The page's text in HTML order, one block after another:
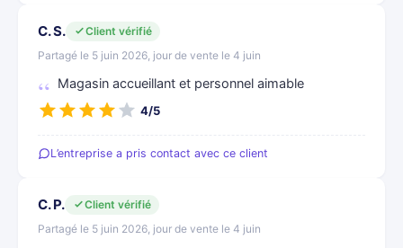
C. S.
Client vérifié
Partagé le 5 juin 2026, jour de vente le 4 juin
Magasin accueillant et personnel aimable
4/5
L’entreprise a pris contact avec ce client
C. P.
Client vérifié
Partagé le 5 juin 2026, jour de vente le 4 juin